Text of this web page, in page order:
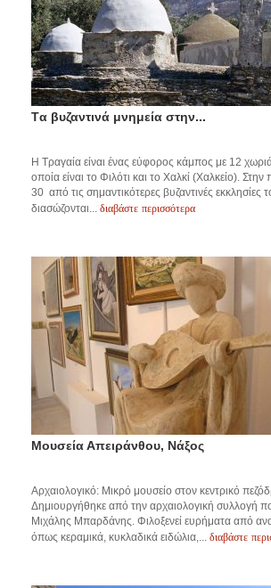
Tα βυζαντινά μνημεία στην...
Η Τραγαία είναι ένας εύφορος κάμπος με 12
οποία είναι το Φιλότι και το Χαλκί (Χαλκείο). Στην
30 από τις σημαντικότερες βυζαντινές εκκλησίες
διασώζονται... διαβάστε περισσότερα
Μουσεία Απειράνθου, Νάξος
Αρχαιολογικό: Μικρό μουσείο στον κεντρικό
Δημιουργήθηκε από την αρχαιολογική συλλογή
Μιχάλης Μπαρδάνης. Φιλοξενεί ευρήματα από
όπως κεραμικά, κυκλαδικά ειδώλια,... διαβάστε